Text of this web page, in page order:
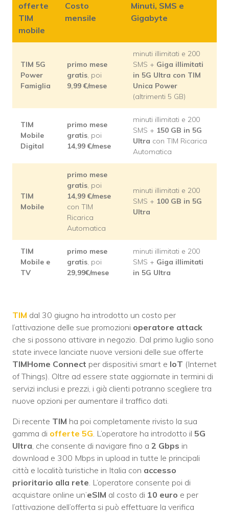
offerte
TIM
mobile
Costo
mensile
Minuti, SMS e
Gigabyte
TIM 5G
Power
Famiglia
primo mese
gratis, poi
9,99 €/mese
minuti illimitati e 200
SMS + Giga illimitati
in 5G Ultra con TIM
Unica Power
(altrimenti 5 GB)
TIM
Mobile
Digital
primo mese
gratis, poi
14,99 €/mese
minuti illimitati e 200
SMS + 150 GB in 5G
Ultra con TIM Ricarica
Automatica
TIM
Mobile
primo mese
gratis, poi
14,99 €/mese
con TIM
Ricarica
Automatica
minuti illimitati e 200
SMS + 100 GB in 5G
Ultra
TIM
Mobile e
TV
primo mese
gratis, poi
29,99€/mese
minuti illimitati e 200
SMS + Giga illimitati
in 5G Ultra
TIM dal 30 giugno ha introdotto un costo per
l’attivazione delle sue promozioni operatore attack
che si possono attivare in negozio. Dal primo luglio sono
state invece lanciate nuove versioni delle sue offerte
TIMHome Connect per dispositivi smart e IoT (Internet
of Things). Oltre ad essere state aggiornate in termini di
servizi inclusi e prezzi, i già clienti potranno scegliere tra
nuove opzioni per aumentare il traffico dati.
Di recente TIM ha poi completamente rivisto la sua
gamma di offerte 5G. L’operatore ha introdotto il 5G
Ultra, che consente di navigare fino a 2 Gbps in
download e 300 Mbps in upload in tutte le principali
città e località turistiche in Italia con accesso
prioritario alla rete. L’operatore consente poi di
acquistare online un’eSIM al costo di 10 euro e per
l’attivazione dell’offerta si può effettuare la verifica